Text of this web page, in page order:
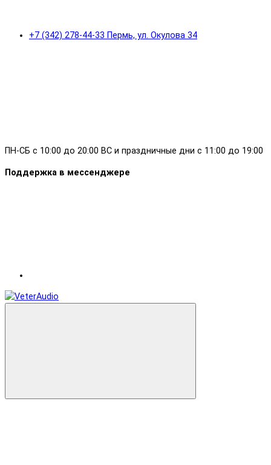
+7 (342) 278-44-33 Пермь, ул. Окулова 34
ПН-СБ с 10:00 до 20:00 ВС и праздничные дни с 11:00 до 19:00
Поддержка в мессенджере